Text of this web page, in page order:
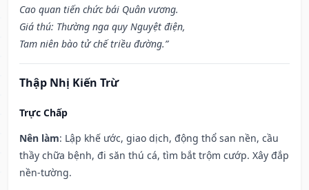
Cao quan tiến chức bái Quân vương.
Giá thú: Thường nga quy Nguyệt điện,
Tam niên bào tử chế triều đường.”
Thập Nhị Kiến Trừ
Trực Chấp
Nên làm: Lập khế ước, giao dịch, động thổ san nền, cầu
thầy chữa bệnh, đi săn thú cá, tìm bắt trộm cướp. Xây đắp
nền-tường.